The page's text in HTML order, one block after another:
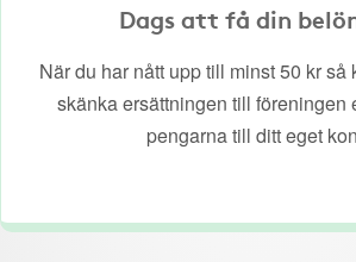
Dags att få din
När du har nått upp till minst 50 kr så
skänka ersättningen till föreningen
pengarna till ditt eget